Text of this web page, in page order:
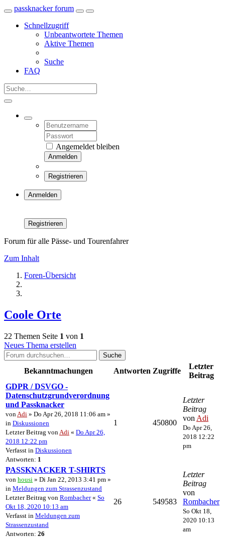
passknacker forum
Schnellzugriff
Unbeantwortete Themen
Aktive Themen
Suche
FAQ
Angemeldet bleiben
Anmelden
Registrieren
Anmelden
Registrieren
Forum für alle Pässe- und Tourenfahrer
Zum Inhalt
Foren-Übersicht
Coole Orte
22 Themen Seite 1 von 1
Neues Thema erstellen
Suche
Bekanntmachungen Antworten Zugriffe
Letzter
Beitrag
GDPR / DSVGO -
Datenschutzgrundverordnung
und Passknacker
von Adi » Do Apr 26, 2018 11:06 am »
in Diskussionen
Letzter Beitrag von Adi « Do Apr 26,
2018 12:22 pm
Verfasst in Diskussionen
Antworten: 1
1 450800
Letzter
Beitrag
von Adi
Do Apr 26,
2018 12:22
pm
PASSKNACKER T-SHIRTS
von housi » Di Jan 22, 2013 3:41 pm »
in Meldungen zum Strassenzustand
Letzter Beitrag von Rombacher« So
Okt 18, 2020 10:13 am
Verfasst in Meldungen zum
Strassenzustand
Antworten: 26
26 549583
Letzter
Beitrag
von
Rombacher
So Okt 18,
2020 10:13
am